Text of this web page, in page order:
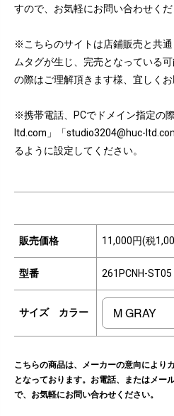
すので、お気軽にお問い合わせくだ
※こちらのサイトは店鋪販売と共
ムタグが生じ、完売となっている
の際はご理解頂きます様、宜しくお
※携帯電話、PCでドメイン指定の
ltd.com」「studio3204@huc-
るように設定してください。
販売価格 11,000円(税
型番 261PCNH-ST05
サイズ カラー
こちらの商品は、メーカーの意向により
となっております。お電話、またはメー
で、お気軽にお問い合わせください。